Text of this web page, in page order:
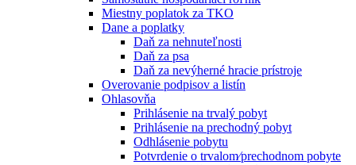
Miestny poplatok za TKO
Dane a poplatky
Daň za nehnuteľnosti
Daň za psa
Daň za nevýherné hracie prístroje
Overovanie podpisov a listín
Ohlasovňa
Prihlásenie na trvalý pobyt
Prihlásenie na prechodný pobyt
Odhlásenie pobytu
Potvrdenie o trvalom⁄prechodnom pobyte